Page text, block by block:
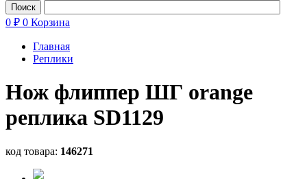
0 ₽ 0 Корзина
Главная
Реплики
Нож флиппер ШГ orange
реплика SD1129
код товара: 146271